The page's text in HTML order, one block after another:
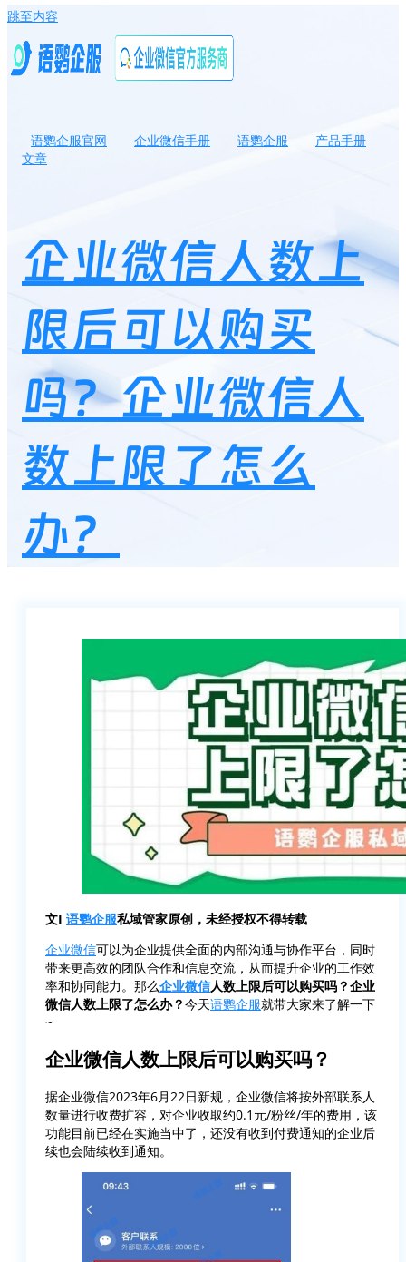
跳至内容
语鹦企服官网 企业微信手册 语鹦企服
产品手册
文章
企业微信人数上
限后可以购买
吗？企业微信人
数上限了怎么
办？
文I 语鹦企服私域管家原创，未经授权不得转载
企业微信可以为企业提供全面的内部沟通与协作平台，同时
带来更高效的团队合作和信息交流，从而提升企业的工作效
率和协同能力。那么企业微信人数上限后可以购买吗？企业
微信人数上限了怎么办？今天语鹦企服就带大家来了解一下
~
企业微信人数上限后可以购买吗？
据企业微信2023年6月22日新规，企业微信将按外部联系人
数量进行收费扩容，对企业收取约0.1元/粉丝/年的费用，该
功能目前已经在实施当中了，还没有收到付费通知的企业后
续也会陆续收到通知。